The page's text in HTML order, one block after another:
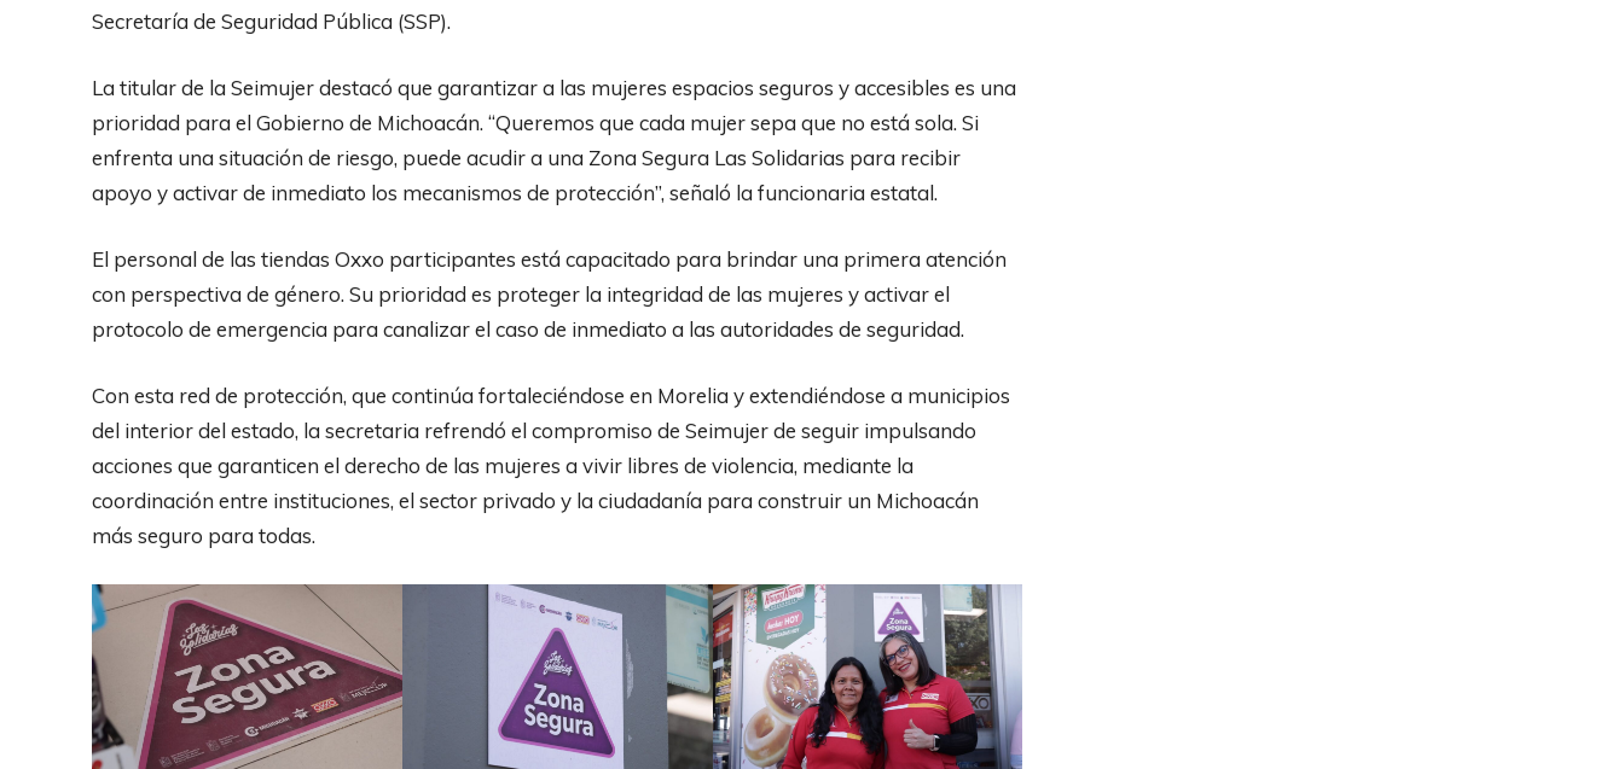
Secretaría de Seguridad Pública (SSP).
La titular de la Seimujer destacó que garantizar a las mujeres espacios seguros y accesibles es una
prioridad para el Gobierno de Michoacán. “Queremos que cada mujer sepa que no está sola. Si
enfrenta una situación de riesgo, puede acudir a una Zona Segura Las Solidarias para recibir
apoyo y activar de inmediato los mecanismos de protección”, señaló la funcionaria estatal.
El personal de las tiendas Oxxo participantes está capacitado para brindar una primera atención
con perspectiva de género. Su prioridad es proteger la integridad de las mujeres y activar el
protocolo de emergencia para canalizar el caso de inmediato a las autoridades de seguridad.
Con esta red de protección, que continúa fortaleciéndose en Morelia y extendiéndose a municipios
del interior del estado, la secretaria refrendó el compromiso de Seimujer de seguir impulsando
acciones que garanticen el derecho de las mujeres a vivir libres de violencia, mediante la
coordinación entre instituciones, el sector privado y la ciudadanía para construir un Michoacán
más seguro para todas.